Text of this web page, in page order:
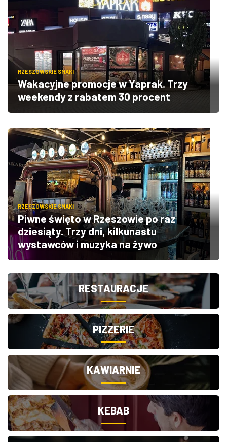
RZESZOWSKIE SMAKI
Wakacyjne promocje w Yaprak. Trzy
weekendy z rabatem 30 procent
RZESZOWSKIE SMAKI
Piwne święto w Rzeszowie po raz
dziesiąty. Trzy dni, kilkunastu
wystawców i muzyka na żywo
RESTAURACJE
PIZZERIE
KAWIARNIE
KEBAB